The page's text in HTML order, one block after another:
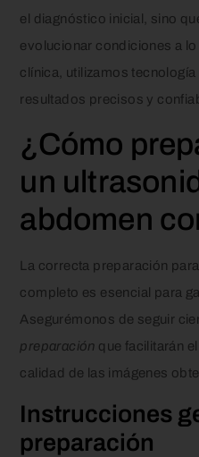
el diagnóstico inicial, sino
evolucionar condiciones a
clínica, utilizamos
resultados precisos y
¿Cómo
un
abdomen
La correcta preparación
completo es esencial para
Asegurémonos de seguir
preparación que facilitarán
calidad de las imágenes
Instrucciones
preparación